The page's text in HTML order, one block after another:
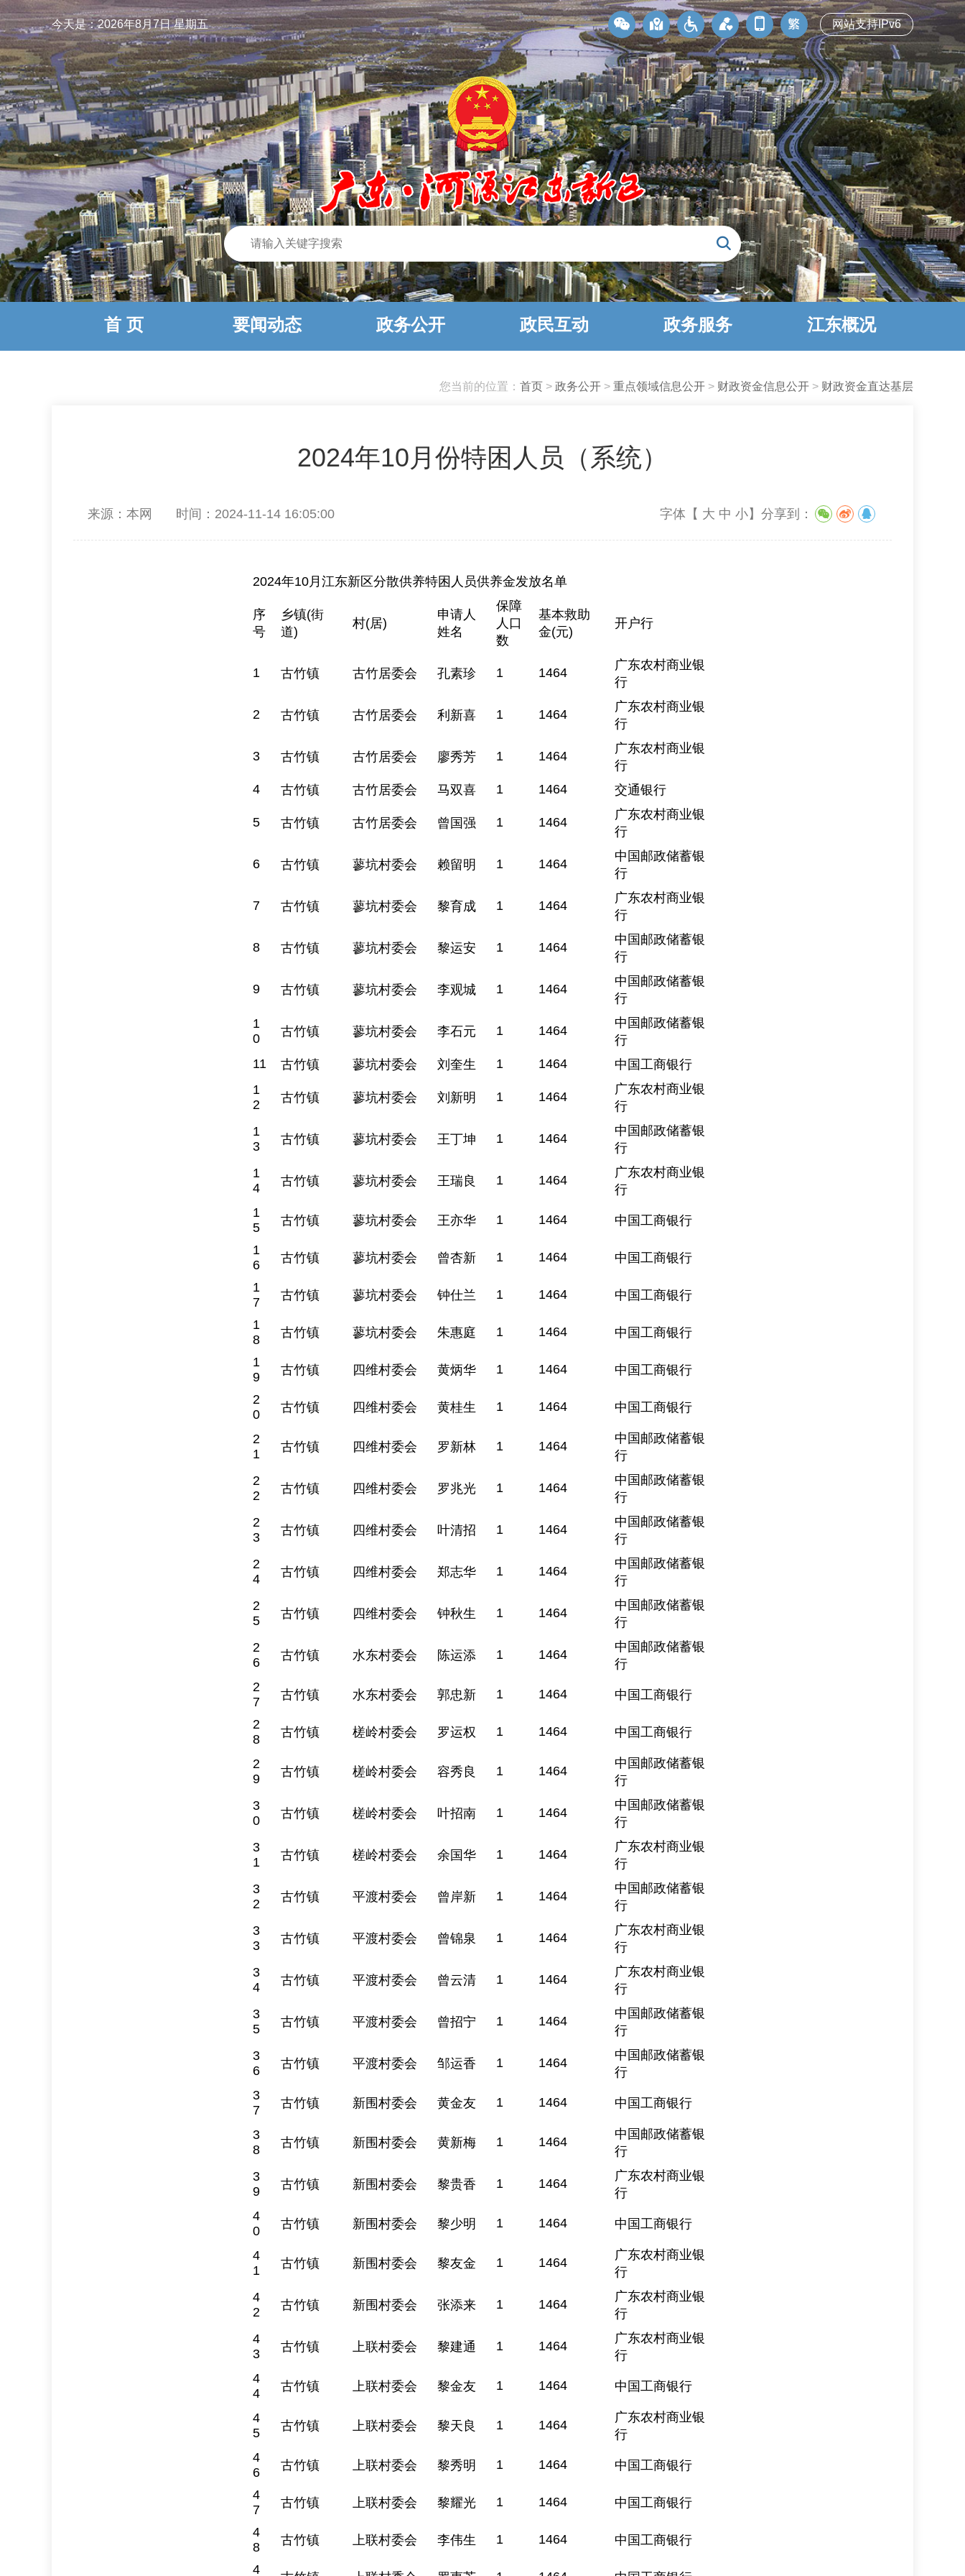
今天是：2026年8月7日 星期五 网站支持IPv6
首 页 要闻动态 政务公开 政民互动 政务服务 江东概况
您当前的位置： 首页 > 政务公开 > 重点领域信息公开 > 财政资金信息公开 > 财政资金直达基层
2024年10月份特困人员（系统）
来源：本网 时间：2024-11-14 16:05:00 字体【 大 中 小】 分享到：
2024年10月江东新区分散供养特困人员供养金发放名单
序
号
乡镇(街
道)
村(居)
申请人
姓名
保障
人口
数
基本救助
金(元)
开户行
1 古竹镇 古竹居委会 孔素珍 1 1464
广东农村商业银
行
2 古竹镇 古竹居委会 利新喜 1 1464
广东农村商业银
行
3 古竹镇 古竹居委会 廖秀芳 1 1464
广东农村商业银
行
4
古竹镇 古竹居委会 马双喜 1 1464 交通银行
5 古竹镇 古竹居委会 曾国强 1 1464
广东农村商业银
行
6 古竹镇 蓼坑村委会 赖留明 1 1464
中国邮政储蓄银
行
7 古竹镇 蓼坑村委会 黎育成 1 1464
广东农村商业银
行
8 古竹镇 蓼坑村委会 黎运安 1 1464
中国邮政储蓄银
行
9 古竹镇 蓼坑村委会 李观城 1 1464
中国邮政储蓄银
行
1
0
古竹镇 蓼坑村委会 李石元 1 1464
中国邮政储蓄银
行
11
古竹镇 蓼坑村委会 刘奎生 1 1464
中国工商银行
1
2
古竹镇 蓼坑村委会 刘新明 1 1464
广东农村商业银
行
1
3
古竹镇 蓼坑村委会 王丁坤 1 1464
中国邮政储蓄银
行
1
4
古竹镇 蓼坑村委会 王瑞良 1 1464
广东农村商业银
行
1
5
古竹镇 蓼坑村委会 王亦华 1 1464 中国工商银行
1
6
古竹镇 蓼坑村委会 曾杏新 1 1464 中国工商银行
1
7
古竹镇 蓼坑村委会 钟仕兰 1 1464 中国工商银行
1
8
古竹镇 蓼坑村委会 朱惠庭 1 1464 中国工商银行
1
9
古竹镇 四维村委会 黄炳华 1 1464 中国工商银行
2
0
古竹镇 四维村委会 黄桂生 1 1464 中国工商银行
2
1
古竹镇 四维村委会 罗新林 1 1464
中国邮政储蓄银
行
2
2
古竹镇 四维村委会 罗兆光 1 1464
中国邮政储蓄银
行
2
3
古竹镇 四维村委会 叶清招 1 1464
中国邮政储蓄银
行
2
4
古竹镇 四维村委会 郑志华 1 1464
中国邮政储蓄银
行
2
5
古竹镇 四维村委会 钟秋生 1 1464
中国邮政储蓄银
行
2
6
古竹镇 水东村委会 陈运添 1 1464
中国邮政储蓄银
行
2
7
古竹镇 水东村委会 郭忠新 1 1464 中国工商银行
2
8
古竹镇 槎岭村委会 罗运权 1 1464 中国工商银行
2
9
古竹镇 槎岭村委会 容秀良 1 1464
中国邮政储蓄银
行
3
0
古竹镇 槎岭村委会 叶招南 1 1464
中国邮政储蓄银
行
3
1
古竹镇 槎岭村委会 余国华 1 1464
广东农村商业银
行
3
2
古竹镇 平渡村委会 曾岸新 1 1464
中国邮政储蓄银
行
3
3
古竹镇 平渡村委会 曾锦泉 1 1464
广东农村商业银
行
3
4
古竹镇 平渡村委会 曾云清 1 1464
广东农村商业银
行
3
5
古竹镇 平渡村委会 曾招宁 1 1464
中国邮政储蓄银
行
3
6
古竹镇 平渡村委会 邹运香 1 1464
中国邮政储蓄银
行
3
7
古竹镇 新围村委会 黄金友 1 1464 中国工商银行
3
8
古竹镇 新围村委会 黄新梅 1 1464
中国邮政储蓄银
行
3
9
古竹镇 新围村委会 黎贵香 1 1464
广东农村商业银
行
4
0
古竹镇 新围村委会 黎少明 1 1464 中国工商银行
4
1
古竹镇 新围村委会 黎友金 1 1464
广东农村商业银
行
4
2
古竹镇 新围村委会 张添来 1 1464
广东农村商业银
行
4
3
古竹镇 上联村委会 黎建通 1 1464
广东农村商业银
行
4
4
古竹镇 上联村委会 黎金友 1 1464 中国工商银行
4
5
古竹镇 上联村委会 黎天良 1 1464
广东农村商业银
行
4
6
古竹镇 上联村委会 黎秀明 1 1464 中国工商银行
4
7
古竹镇 上联村委会 黎耀光 1 1464 中国工商银行
4
8
古竹镇 上联村委会 李伟生 1 1464 中国工商银行
4